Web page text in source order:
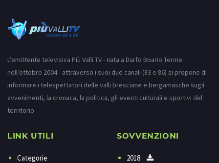
L’emittente televisiva Più Valli TV - nata a Darfo Boario Terme
nell’ottobre 2004 - attraverso i suoi due canali (83 e 86) si propone di
informare i telespettatori delle valli bresciane e bergamasche sugli
avvenimenti, la cronaca, la politica, gli eventi culturali e sportivi del
territorio.
LINK UTILI
Categorie
SOVVENZIONI
2018